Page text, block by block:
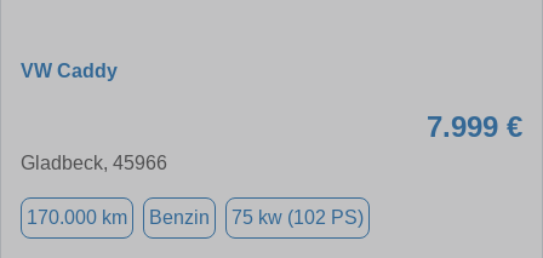
VW Caddy
7.999 €
Gladbeck, 45966
170.000 km Benzin 75 kw (102 PS)